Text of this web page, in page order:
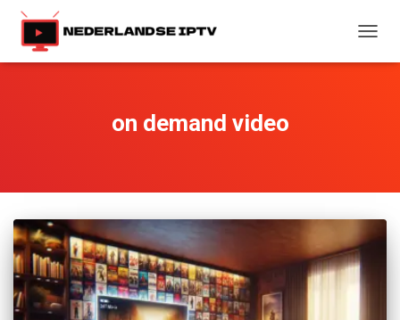
on demand video